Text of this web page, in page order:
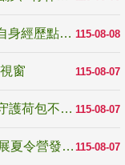
115-08-08
教育家人物典範 發明大王林永禎教授 用自身經歷點亮學生的路
115-08-07
115-08-07
反詐騙宣導_防詐有道，霹靂布袋戲陪你守護荷包不受騙
115-08-07
跨越限制，探索潛能！115年多元潛能發展夏令營發掘生命無限可能